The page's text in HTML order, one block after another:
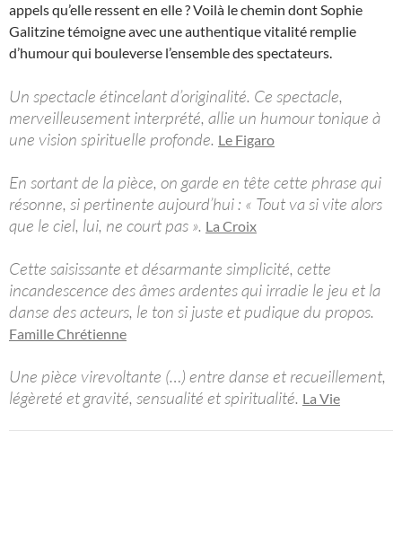
appels qu’elle ressent en elle ? Voilà le chemin dont Sophie
Galitzine témoigne avec une authentique vitalité remplie
d’humour qui bouleverse l’ensemble des spectateurs.
Un spectacle étincelant d’originalité. Ce spectacle,
merveilleusement interprété, allie un humour tonique à
une vision spirituelle profonde. Le Figaro
En sortant de la pièce, on garde en tête cette phrase qui
résonne, si pertinente aujourd’hui : « Tout va si vite alors
que le ciel, lui, ne court pas ». La Croix
Cette saisissante et désarmante simplicité, cette
incandescence des âmes ardentes qui irradie le jeu et la
danse des acteurs, le ton si juste et pudique du propos.
Famille Chrétienne
Une pièce virevoltante (…) entre danse et recueillement,
légèreté et gravité, sensualité et spiritualité. La Vie